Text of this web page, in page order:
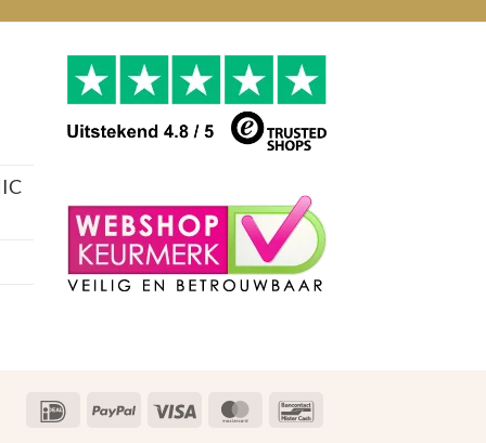
IDeal PayPal Visa MasterCard